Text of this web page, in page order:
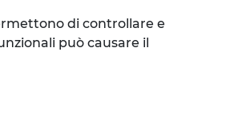
di controllare e
può causare il